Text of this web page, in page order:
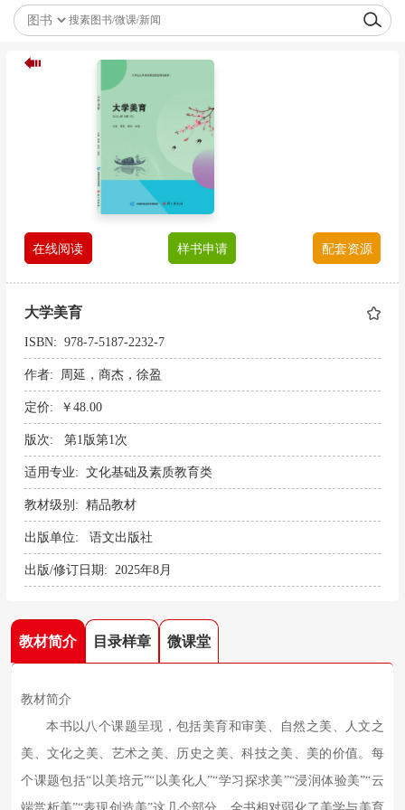
在线阅读 样书申请 配套资源
大学美育
ISBN: 978-7-5187-2232-7
作者: 周延，商杰，徐盈
定价: ￥48.00
版次: 第1版第1次
适用专业: 文化基础及素质教育类
教材级别: 精品教材
出版单位: 语文出版社
出版/修订日期: 2025年8月
教材简介 目录样章 微课堂
教材简介
本书以八个课题呈现，包括美育和审美、自然之美、人文之
美、文化之美、艺术之美、历史之美、科技之美、美的价值。每
个课题包括“以美培元”“以美化人”“学习探求美”“浸润体验美”“云